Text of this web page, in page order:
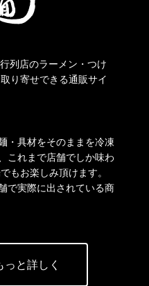
列店のラーメン・つけ
り寄せできる通販サイ
・具材をそのままを冷凍
これまで店舗でしか味わ
もお楽しみ頂けます。
で実際に出されている商
と詳しく